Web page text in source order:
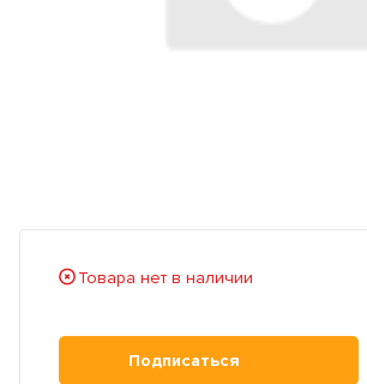
Товара нет в наличии
Подписаться